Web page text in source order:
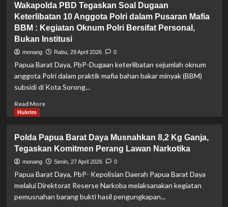
2026
di
Kota
Sorong
AS
Kunjungi
Sorong,
Apresiasi
Harmoni
Toleransi
Umat
Beragama
Wakapolda PBD Tegaskan Soal Dugaan
Keterlibatan 10 Anggota Polri dalam Pusaran Mafia
BBM : Kegiatan Oknum Polri Bersifat Personal,
Bukan Institusi
monang Rabu, 29 April 2026 0
Papua Barat Daya, PbP-Dugaan keterlibatan sejumlah oknum
anggota Polri dalam praktik mafia bahan bakar minyak (BBM)
subsidi di Kota Sorong...
Read MoreRead
PBD
Tegaskan
Soal
Keterlibatan
10
Anggota
Hukrim
Polda Papua Barat Daya Musnahkan 8,2 Kg Ganja,
Tegaskan Komitmen Perang Lawan Narkotika
monang Senin, 27 April 2026 0
Papua Barat Daya, PbP- Kepolisian Daerah Papua Barat Daya
melalui Direktorat Reserse Narkoba melaksanakan kegiatan
pemusnahan barang bukti hasil pengungkapan...